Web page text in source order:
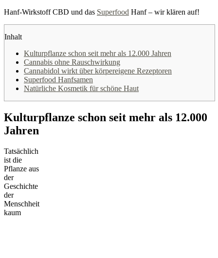
Hanf-Wirkstoff CBD und das Superfood Hanf – wir klären auf!
Inhalt
Kulturpflanze schon seit mehr als 12.000 Jahren
Cannabis ohne Rauschwirkung
Cannabidol wirkt über körpereigene Rezeptoren
Superfood Hanfsamen
Natürliche Kosmetik für schöne Haut
Kulturpflanze schon seit mehr als 12.000
Jahren
Tatsächlich
ist die
Pflanze aus
der
Geschichte
der
Menschheit
kaum